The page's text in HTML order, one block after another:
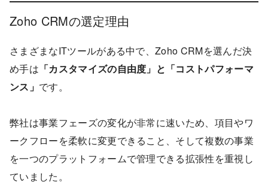
Zoho CRMの選定理由
さまざまなITツールがある中で、Zoho CRMを選んだ決
め手は 「カスタマイズの自由度」と「コストパフォーマ
ンス」 です。
弊社は事業フェーズの変化が非常に速いため、項目やワ
ークフローを柔軟に変更できること、そして複数の事業
を一つのプラットフォームで管理できる拡張性を重視し
ていました。